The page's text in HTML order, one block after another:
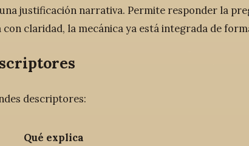
justificación narrativa. Permite responder la
con claridad, la mecánica ya está integrada de
descriptores:
Qué explica